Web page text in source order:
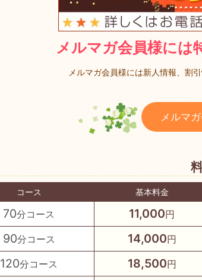
メルマガ会員様には
メルマガ会員様には新人情報、割
メルマ
コース 基本料金
70分コース 11,000
90分コース 14,000
120分コース 18,500